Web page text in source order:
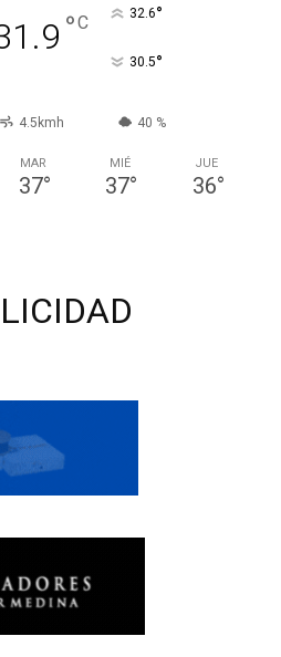
°C 32.6°
30.5°
4.5kmh 40 %
MAR
37°
MIÉ
37°
JUE
36°